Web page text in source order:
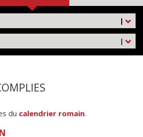
|
|
du calendrier romain.